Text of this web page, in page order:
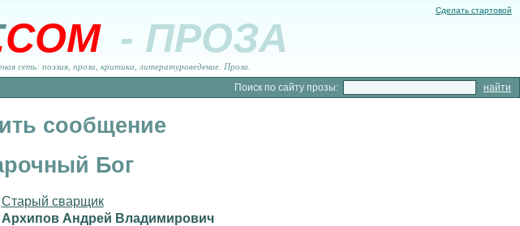
Сделать стартовой
- ПРОЗА
сеть: поэзия, проза, критика, литературоведение. Проза.
Поиск по сайту прозы:
сообщение
Бог
Старый сварщик
Архипов Андрей Владимирович